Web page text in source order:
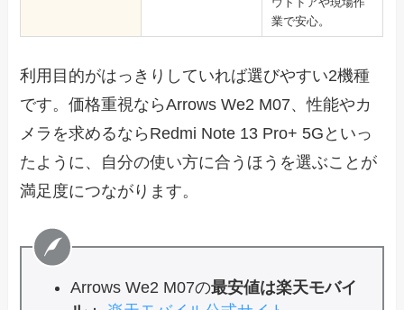
業で安心。
利用目的がはっきりしていれば選びやすい2機種
です。価格重視ならArrows We2 M07、性能やカ
メラを求めるならRedmi Note 13 Pro+ 5Gといっ
たように、自分の使い方に合うほうを選ぶことが
満足度につながります。
Arrows We2 M07の最安値は楽天モバイ